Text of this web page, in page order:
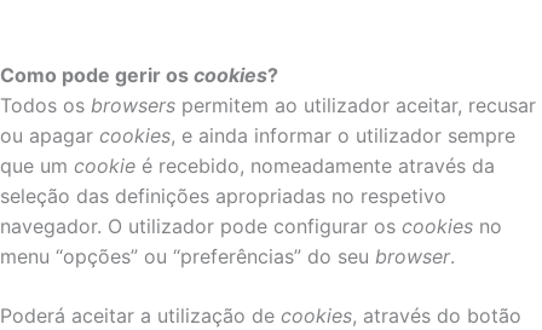
Como pode gerir os cookies?
Todos os browsers permitem ao utilizador aceitar, recusar
ou apagar cookies, e ainda informar o utilizador sempre
que um cookie é recebido, nomeadamente através da
seleção das definições apropriadas no respetivo
navegador. O utilizador pode configurar os cookies no
menu “opções” ou “preferências” do seu browser.
Poderá aceitar a utilização de cookies, através do botão